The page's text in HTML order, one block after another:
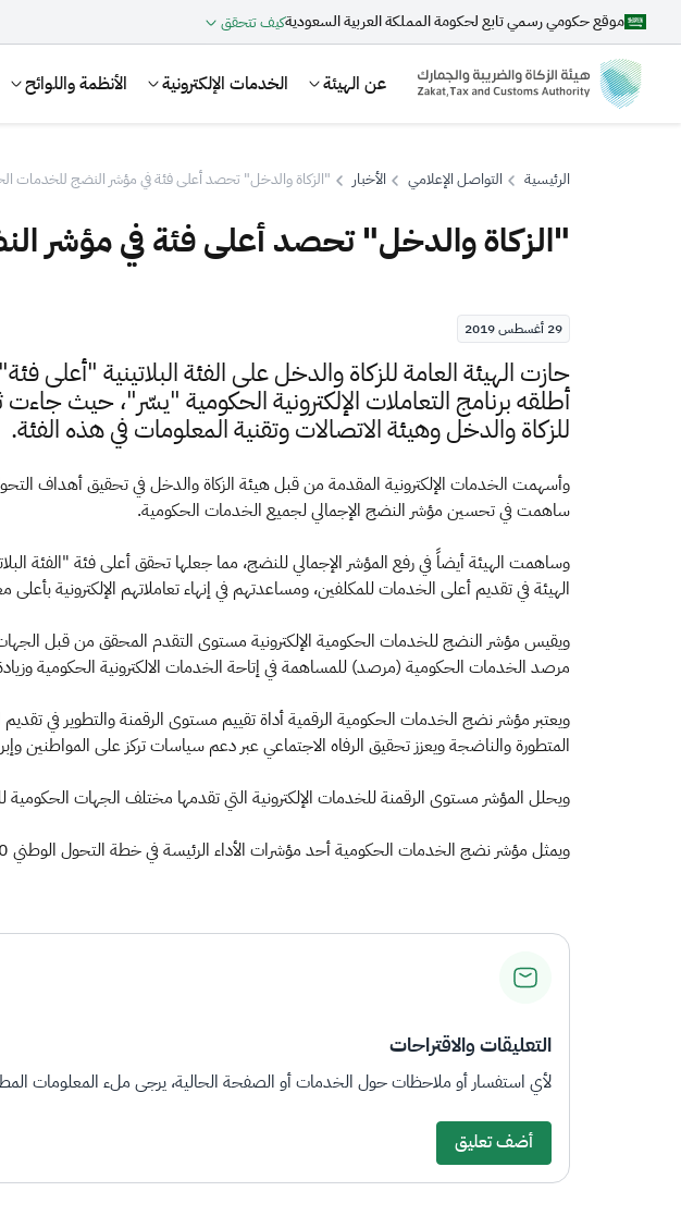
موقع حكومي رسمي تابع لحكومة المملكة العربية السعوديةكيف تتحقق
عن الهيئة الخدمات الإلكترونية الأنظمة واللوائح
بحث
اقتراحات
الزكاة الجمارك ضريبة القيمة المضافة الإقرار الضريبي
الرئيسية التواصل الإعلامي الأخبار "الزكاة والدخل" تحصد أعلى فئة في مؤشر النضج للخدمات
"الزكاة والدخل" تحصد أعلى فئة في مؤشر
29 أغسطس 2019
حازت الهيئة العامة للزكاة والدخل على الفئة البلاتينية
أطلقه برنامج التعاملات الإلكترونية الحكومية "يسّر"، حيث جاءت
للزكاة والدخل وهيئة الاتصالات وتقنية المعلومات في هذه الفئة.
ساهمت في تحسين مؤشر النضج الإجمالي لجميع الخدمات الحكومية.
وساهمت الهيئة أيضاً في رفع المؤشر الإجمالي للنضج، مما جعلها تحقق أعلى فئة "الفئة
الهيئة في تقديم أعلى الخدمات للمكلفين، ومساعدتهم في إنهاء تعاملاتهم الإلكترونية بأعلى
ويقيس مؤشر النضج للخدمات الحكومية الإلكترونية مستوى التقدم المحقق من قبل
مرصد الخدمات الحكومية (مرصد) للمساهمة في إتاحة الخدمات الالكترونية الحكومية
ويعتبر مؤشر نضج الخدمات الحكومية الرقمية أداة تقييم مستوى الرقمنة والتطوير في
المتطورة والناضجة ويعزز تحقيق الرفاه الاجتماعي عبر دعم سياسات تركز على المواطنين
ويحلل المؤشر مستوى الرقمنة للخدمات الإلكترونية التي تقدمها مختلف الجهات الحكومية
ويمثل مؤشر نضج الخدمات الحكومية أحد مؤشرات الأداء الرئيسة في خطة التحول الوطني 2020، حيث أن المستهدف الوصول إلى 85% كنسبة إجمالية لنضج جميع الخدمات الحكومية.
التعليقات والاقتراحات
لأي استفسار أو ملاحظات حول الخدمات أو الصفحة الحالية، يرجى ملء المعلومات
أضف تعليق